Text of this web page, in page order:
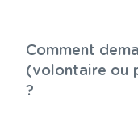
Comment
(volontaire ou
?